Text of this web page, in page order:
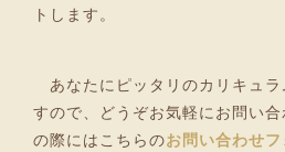
トします。
あなたにピッタリのカリキュラ
すので、どうぞお気軽にお問い
の際にはこちらのお問い合わせ